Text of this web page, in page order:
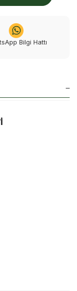
Bilgi Hattı